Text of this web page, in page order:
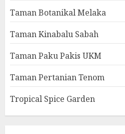
Taman Botanikal Melaka
Taman Kinabalu Sabah
Taman Paku Pakis UKM
Taman Pertanian Tenom
Tropical Spice Garden